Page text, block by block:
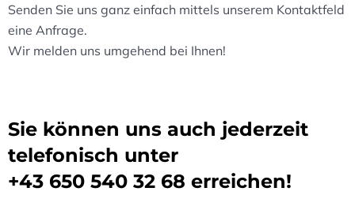
Senden Sie uns ganz einfach mittels unserem Kontaktfeld
eine Anfrage.
Wir melden uns umgehend bei Ihnen!
Sie können uns auch jederzeit
telefonisch unter
+43 650 540 32 68 erreichen!